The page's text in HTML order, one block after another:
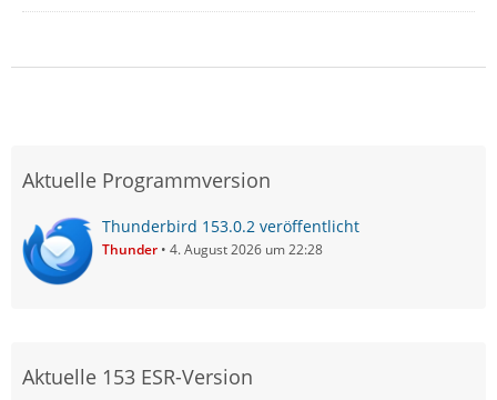
Aktuelle Programmversion
Thunderbird 153.0.2 veröffentlicht
Thunder 4. August 2026 um 22:28
Aktuelle 153 ESR-Version